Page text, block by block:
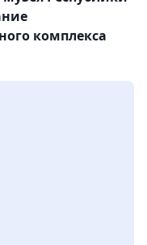
комплекса